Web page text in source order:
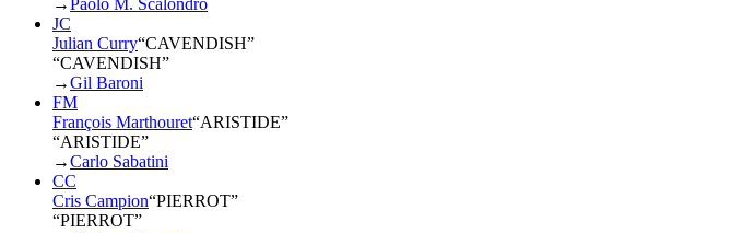
JC
Julian Curry“CAVENDISH”
“CAVENDISH”
→Gil Baroni
FM
François Marthouret“ARISTIDE”
“ARISTIDE”
→Carlo Sabatini
CC
Cris Campion“PIERROT”
“PIERROT”